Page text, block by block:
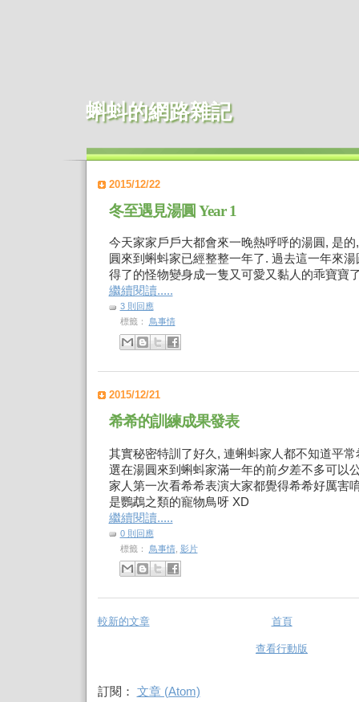
蝌蚪的網路雜記
2015/12/22
冬至遇見湯圓 Year 1
今天家家戶戶大都會來一晚熱呼呼的湯圓, 是
圓來到蝌蚪家已經整整一年了. 過去這一年來
得了的怪物變身成一隻又可愛又黏人的乖寶寶
繼續閱讀.....
3 則回應
標籤： 鳥事情
2015/12/21
希希的訓練成果發表
其實秘密特訓了好久, 連蝌蚪家人都不知道平
選在湯圓來到蝌蚪家滿一年的前夕差不多可以
家人第一次看希希表演大家都覺得希希好厲害
是鸚鵡之類的寵物鳥呀 XD
繼續閱讀.....
0 則回應
標籤：
鳥事情, 影片
較新的文章 首頁
查看行動版
訂閱： 文章 (Atom)